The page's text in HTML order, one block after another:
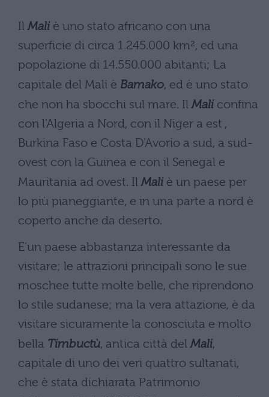
IlMali è uno stato africano con una
superficie di circa 1.245.000 km², ed una
popolazione di 14.550.000 abitanti; La
capitale del Mali è Bamako, ed è uno stato
che non ha sbocchi sul mare. IlMali confina
con l’Algeria a Nord, con il Niger a est ,
Burkina Faso e Costa D’Avorio a sud, a sud-
ovest con la Guinea e con il Senegal e
Mauritania ad ovest. IlMali è un paese per
lo più pianeggiante, e in una parte a nord è
coperto anche da deserto.
E’un paese abbastanza interessante da
visitare; le attrazioni principali sono le sue
moschee tutte molte belle, che riprendono
lo stile sudanese; ma la vera attazione, è da
visitare sicuramente la conosciuta e molto
bella Timbuctù, antica città delMali,
capitale di uno dei veri quattro sultanati,
che è stata dichiarata Patrimonio